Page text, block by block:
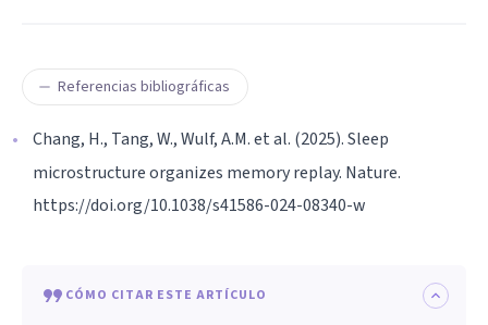
Referencias bibliográficas
Chang, H., Tang, W., Wulf, A.M. et al. (2025). Sleep
microstructure organizes memory replay. Nature.
https://doi.org/10.1038/s41586-024-08340-w
CÓMO CITAR ESTE ARTÍCULO